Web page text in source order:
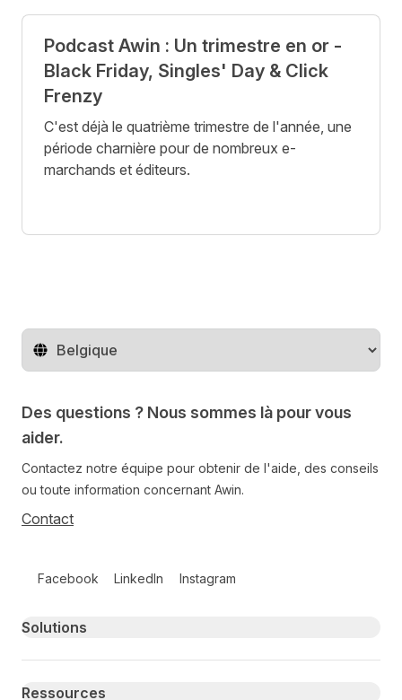
Podcast Awin : Un trimestre en or -
Black Friday, Singles' Day & Click
Frenzy
C'est déjà le quatrième trimestre de l'année, une
période charnière pour de nombreux e-
marchands et éditeurs.
Changer de pays
Des questions ? Nous sommes là pour vous
aider.
Contactez notre équipe pour obtenir de l'aide, des conseils
ou toute information concernant Awin.
Contact
Facebook LinkedIn Instagram
Primary footer navigation
Solutions
Ressources